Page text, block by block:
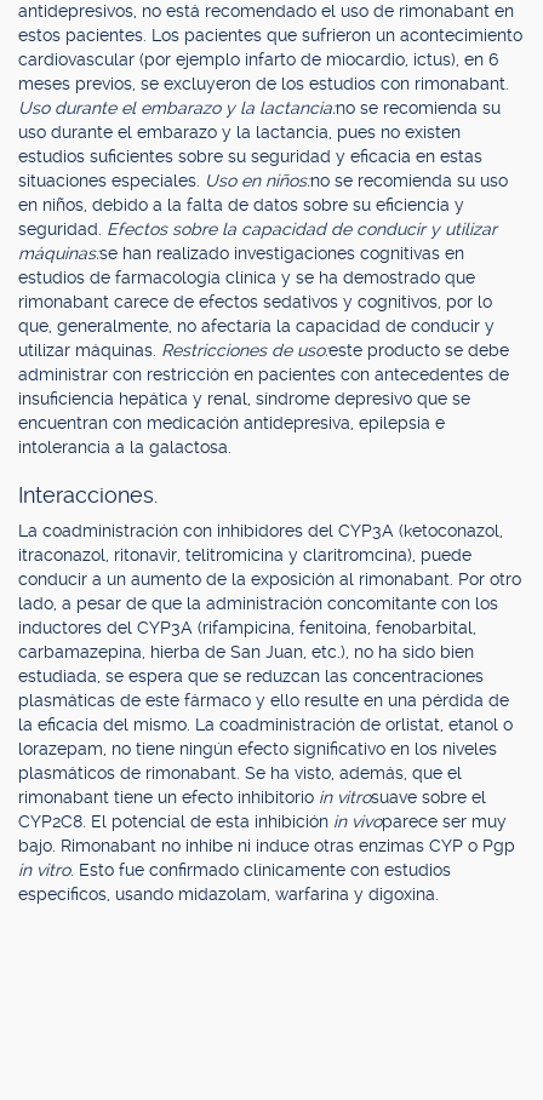
antidepresivos, no está recomendado el uso de rimonabant en
estos pacientes. Los pacientes que sufrieron un acontecimiento
cardiovascular (por ejemplo infarto de miocardio, ictus), en 6
meses previos, se excluyeron de los estudios con rimonabant.
Uso durante el embarazo y la lactancia:no se recomienda su
uso durante el embarazo y la lactancia, pues no existen
estudios suficientes sobre su seguridad y eficacia en estas
situaciones especiales. Uso en niños:no se recomienda su uso
en niños, debido a la falta de datos sobre su eficiencia y
seguridad. Efectos sobre la capacidad de conducir y utilizar
máquinas:se han realizado investigaciones cognitivas en
estudios de farmacología clínica y se ha demostrado que
rimonabant carece de efectos sedativos y cognitivos, por lo
que, generalmente, no afectaría la capacidad de conducir y
utilizar máquinas. Restricciones de uso:este producto se debe
administrar con restricción en pacientes con antecedentes de
insuficiencia hepática y renal, síndrome depresivo que se
encuentran con medicación antidepresiva, epilepsia e
intolerancia a la galactosa.
Interacciones.
La coadministración con inhibidores del CYP3A (ketoconazol,
itraconazol, ritonavir, telitromicina y claritromcina), puede
conducir a un aumento de la exposición al rimonabant. Por otro
lado, a pesar de que la administración concomitante con los
inductores del CYP3A (rifampicina, fenitoína, fenobarbital,
carbamazepina, hierba de San Juan, etc.), no ha sido bien
estudiada, se espera que se reduzcan las concentraciones
plasmáticas de este fármaco y ello resulte en una pérdida de
la eficacia del mismo. La coadministración de orlistat, etanol o
lorazepam, no tiene ningún efecto significativo en los niveles
plasmáticos de rimonabant. Se ha visto, además, que el
rimonabant tiene un efecto inhibitorio in vitrosuave sobre el
CYP2C8. El potencial de esta inhibición in vivoparece ser muy
bajo. Rimonabant no inhibe ni induce otras enzimas CYP o Pgp
in vitro. Esto fue confirmado clínicamente con estudios
específicos, usando midazolam, warfarina y digoxina.